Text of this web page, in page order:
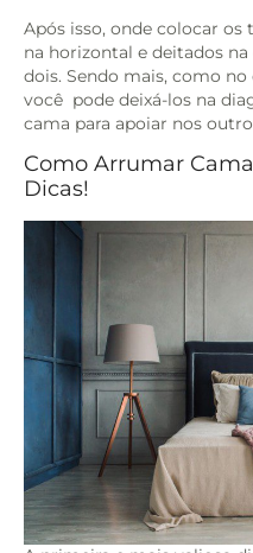
Após isso, onde colocar os
na horizontal e deitados
dois. Sendo mais, como
você pode deixá-los na
cama para apoiar nos
Como Arrumar
Dicas!